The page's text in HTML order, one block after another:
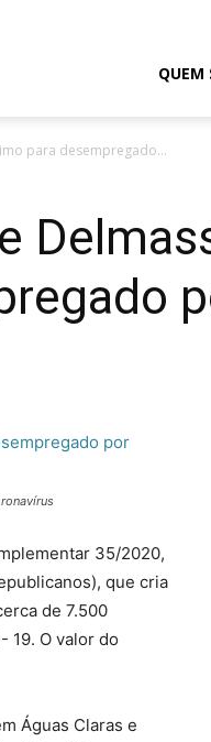
QUEM
para desempregado...
35/2020,
que cria
de 7.500
19. O valor do
Águas Claras e